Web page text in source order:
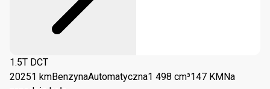
1.5T DCT
20251 kmBenzynaAutomatyczna1 498 cm³147 KM Na